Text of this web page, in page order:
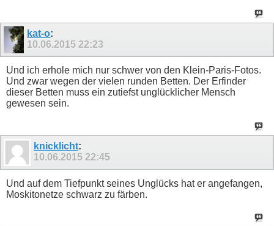
kat-o:
10.06.201522:23
Und ich erhole mich nur schwer von den Klein-Paris-Fotos.
Und zwar wegen der vielen runden Betten. Der Erfinder
dieser Betten muss ein zutiefst unglücklicher Mensch
gewesen sein.
knicklicht:
10.06.2015 22:45
Und auf dem Tiefpunkt seines Unglücks hat er angefangen,
Moskitonetze schwarz zu färben.